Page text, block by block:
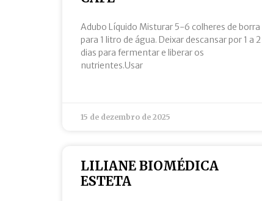
Adubo Líquido Misturar 5-6 colheres de borra
para 1 litro de água. Deixar descansar por 1 a 2
dias para fermentar e liberar os
nutrientes.Usar
15 de dezembro de 2025
LILIANE BIOMÉDICA
ESTETA